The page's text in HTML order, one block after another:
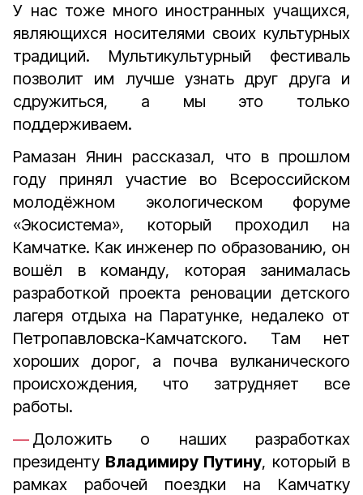
У нас тоже много иностранных учащихся,
являющихся носителями своих культурных
традиций. Мультикультурный фестиваль
позволит им лучше узнать друг друга и
сдружиться, а мы это только
поддерживаем.
Рамазан Янин рассказал, что в прошлом
году принял участие во Всероссийском
молодёжном экологическом форуме
«Экосистема», который проходил на
Камчатке. Как инженер по образованию, он
вошёл в команду, которая занималась
разработкой проекта реновации детского
лагеря отдыха на Паратунке, недалеко от
Петропавловска-Камчатского. Там нет
хороших дорог, а почва вулканического
происхождения, что затрудняет все
работы.
Доложить о наших разработках
президенту Владимиру Путину, который в
рамках рабочей поездки на Камчатку